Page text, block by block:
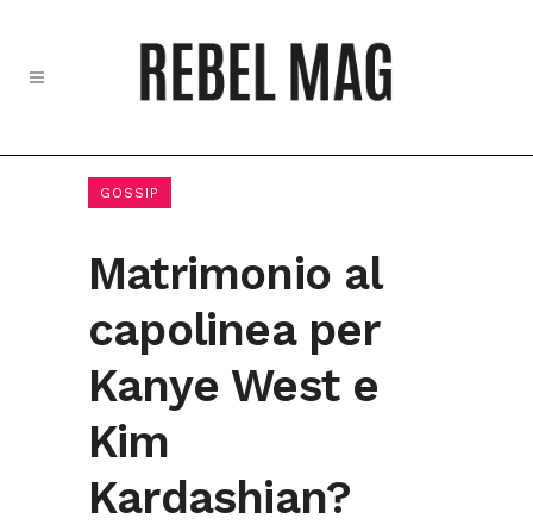
GOSSIP
Matrimonio al
capolinea per
Kanye West e
Kim
Kardashian?